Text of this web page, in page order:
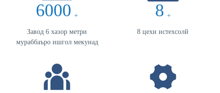
6000 +
Завод 6 хазор метри
мураббаъро ишгол мекунад
8 +
8 цехи истехсолй